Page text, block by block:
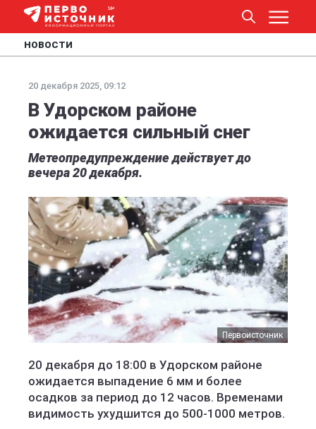
НОВОСТИ
20 декабря 2025, 09:12
В Удорском районе
ожидается сильный снег
Метеопредупреждение действует до
вечера 20 декабря.
Первоисточник
20 декабря до 18:00 в Удорском районе
ожидается выпадение 6 мм и более
осадков за период до 12 часов. Временами
видимость ухудшится до 500-1000 метров.